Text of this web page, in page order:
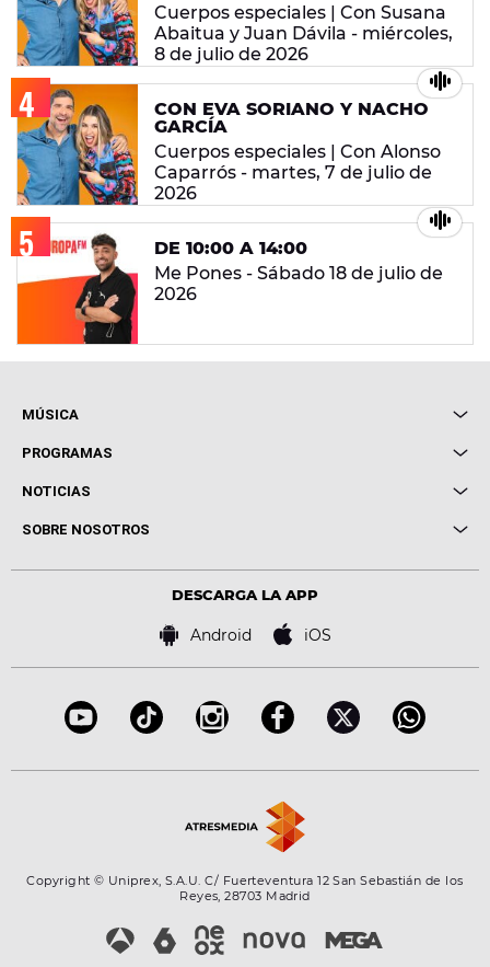
Cuerpos especiales | Con Susana
Abaitua y Juan Dávila - miércoles,
8 de julio de 2026
CON EVA SORIANO Y NACHO
GARCÍA
Cuerpos especiales | Con Alonso
Caparrós - martes, 7 de julio de
2026
DE 10:00 A 14:00
Me Pones - Sábado 18 de julio de
2026
MÚSICA
Local de Ensayo Europa FM
Conciertos
PROGRAMAS
Cuerpos especiales
Locutores Europa FM
NOTICIAS
Cine y Televisión
Virales
SOBRE NOSOTROS
Bases de concursos
DESCARGA LA APP
Android iOS
Copyright © Uniprex, S.A.U. C/ Fuerteventura 12 San Sebastián de los
Reyes, 28703 Madrid